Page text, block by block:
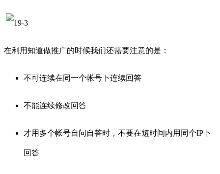
在利用知道做推广的时候我们还需要注意的是：
不可连续在同一个帐号下连续回答
不能连续修改回答
才用多个帐号自问自答时，不要在短时间内用同个IP下
回答